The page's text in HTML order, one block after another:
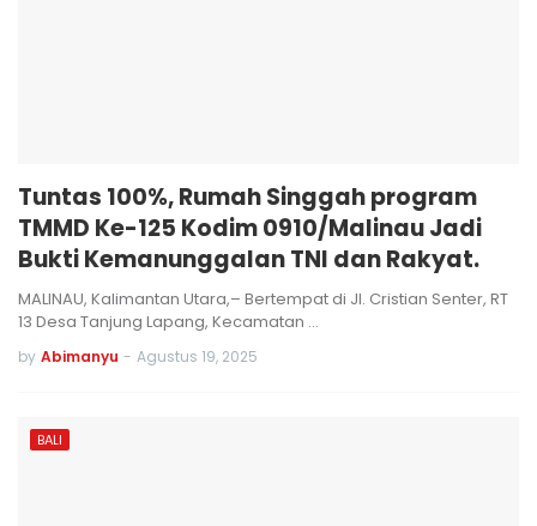
Tuntas 100%, Rumah Singgah program
TMMD Ke-125 Kodim 0910/Malinau Jadi
Bukti Kemanunggalan TNI dan Rakyat.
MALINAU, Kalimantan Utara,– Bertempat di Jl. Cristian Senter, RT
13 Desa Tanjung Lapang, Kecamatan …
by Abimanyu - Agustus 19, 2025
BALI